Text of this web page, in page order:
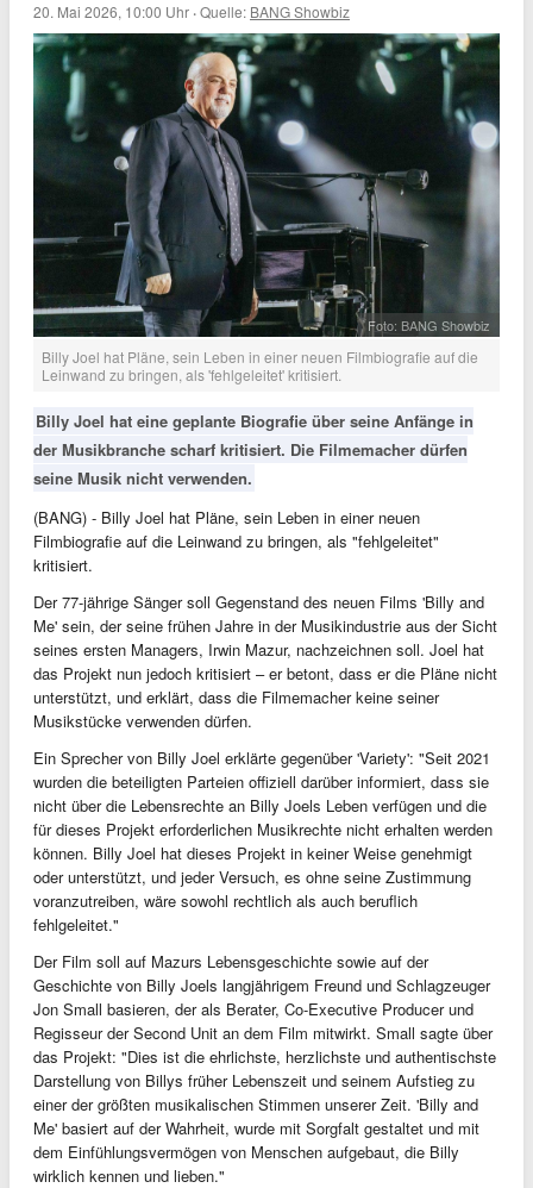
20. Mai 2026, 10:00 Uhr ·Quelle: BANG Showbiz
Foto: BANG Showbiz
Billy Joel hat Pläne, sein Leben in einer neuen Filmbiografie auf die
Leinwand zu bringen, als 'fehlgeleitet' kritisiert.
Billy Joel hat eine geplante Biografie über seine Anfänge in
der Musikbranche scharf kritisiert. Die Filmemacher dürfen
seine Musik nicht verwenden.
(BANG) - Billy Joel hat Pläne, sein Leben in einer neuen
Filmbiografie auf die Leinwand zu bringen, als "fehlgeleitet"
kritisiert.
Der 77-jährige Sänger soll Gegenstand des neuen Films 'Billy and
Me' sein, der seine frühen Jahre in der Musikindustrie aus der Sicht
seines ersten Managers, Irwin Mazur, nachzeichnen soll. Joel hat
das Projekt nun jedoch kritisiert – er betont, dass er die Pläne nicht
unterstützt, und erklärt, dass die Filmemacher keine seiner
Musikstücke verwenden dürfen.
Ein Sprecher von Billy Joel erklärte gegenüber 'Variety': "Seit 2021
wurden die beteiligten Parteien offiziell darüber informiert, dass sie
nicht über die Lebensrechte an Billy Joels Leben verfügen und die
für dieses Projekt erforderlichen Musikrechte nicht erhalten werden
können. Billy Joel hat dieses Projekt in keiner Weise genehmigt
oder unterstützt, und jeder Versuch, es ohne seine Zustimmung
voranzutreiben, wäre sowohl rechtlich als auch beruflich
fehlgeleitet."
Der Film soll auf Mazurs Lebensgeschichte sowie auf der
Geschichte von Billy Joels langjährigem Freund und Schlagzeuger
Jon Small basieren, der als Berater, Co-Executive Producer und
Regisseur der Second Unit an dem Film mitwirkt. Small sagte über
das Projekt: "Dies ist die ehrlichste, herzlichste und authentischste
Darstellung von Billys früher Lebenszeit und seinem Aufstieg zu
einer der größten musikalischen Stimmen unserer Zeit. 'Billy and
Me' basiert auf der Wahrheit, wurde mit Sorgfalt gestaltet und mit
dem Einfühlungsvermögen von Menschen aufgebaut, die Billy
wirklich kennen und lieben."